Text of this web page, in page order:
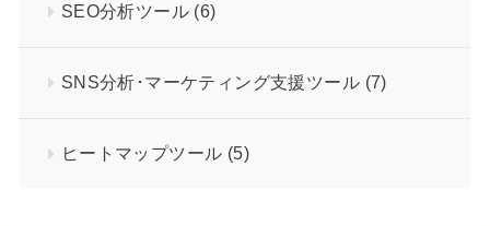
SEO分析ツール (6)
SNS分析･マーケティング支援ツール (7)
ヒートマップツール (5)